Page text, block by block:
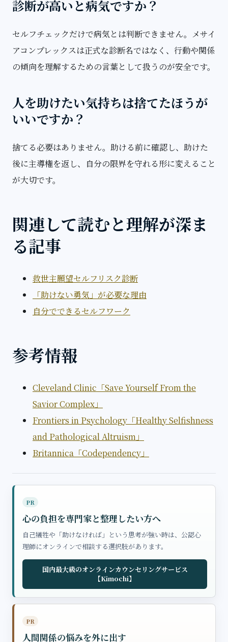
診断が高いと病気ですか？
セルフチェックだけで病気とは判断できません。メサイ
アコンプレックスは正式な診断名ではなく、行動や関係
の傾向を理解するための言葉として扱うのが安全です。
人を助けたい気持ちは捨てたほうが
いいですか？
捨てる必要はありません。助ける前に確認し、助けた
後に主導権を返し、自分の限界を守れる形に変えること
が大切です。
関連して読むと理解が深ま
る記事
救世主願望セルフリスク診断
「助けない勇気」が必要な理由
自分でできるセルフワーク
参考情報
Cleveland Clinic「Save Yourself From the
Savior Complex」
Frontiers in Psychology「Healthy Selfishness
and Pathological Altruism」
Britannica「Codependency」
PR
心の負担を専門家と整理したい方へ
自己犠牲や「助けなければ」という思考が強い時は、公認心
理師にオンラインで相談する選択肢があります。
国内最大級のオンラインカウンセリングサービス
【Kimochi】
PR
人間関係の悩みを外に出す